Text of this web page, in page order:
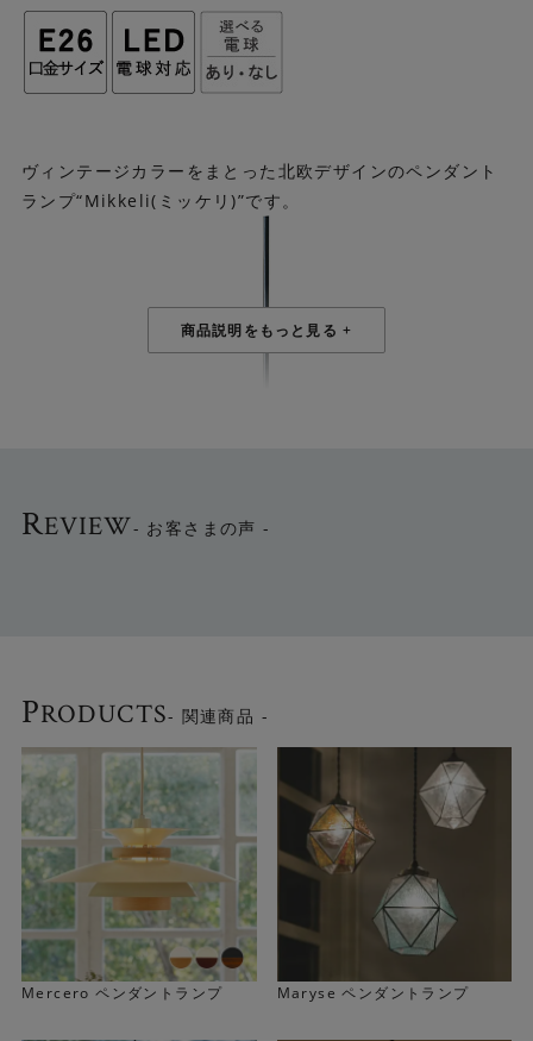
ヴィンテージカラーをまとった北欧デザインのペンダント
ランプ“Mikkeli(ミッケリ)”です。
4枚の層が生み出す優しい陰影
異なる形状の4枚のシェードを重ねて構成したフォルムは立
体的な光を生み出します。重ねたシェードが光源を包みこ
むような役割をし、陰影によってあたたかみのある空間を
生み出します。
REVIEW- お客さまの声 -
PRODUCTS- 関連商品 -
Mercero ペンダントランプ Maryse ペンダントランプ